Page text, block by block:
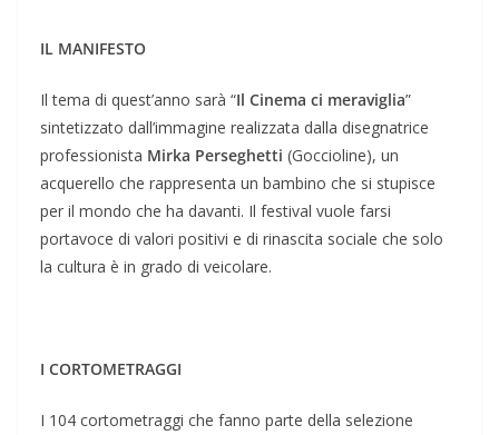
IL MANIFESTO
Il tema di quest’anno sarà “Il Cinema ci meraviglia”
sintetizzato dall’immagine realizzata dalla disegnatrice
professionista Mirka Perseghetti (Goccioline), un
acquerello che rappresenta un bambino che si stupisce
per il mondo che ha davanti. Il festival vuole farsi
portavoce di valori positivi e di rinascita sociale che solo
la cultura è in grado di veicolare.
I CORTOMETRAGGI
I 104 cortometraggi che fanno parte della selezione